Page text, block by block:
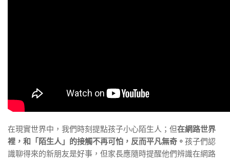
在現實世界中，我們時刻提點孩子小心陌生人；但在網路世界
裡，和「陌生人」的接觸不再可怕，反而平凡無奇。 孩子們認
識聊得來的新朋友是好事，但家長應隨時提醒他們辨識在網路